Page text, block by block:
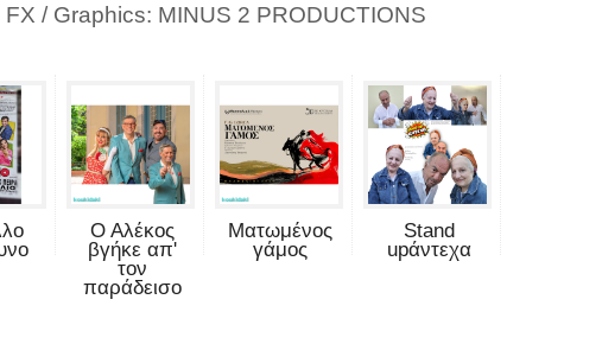
/ Graphics: MINUS 2 PRODUCTIONS
Ο Αλέκος
βγήκε απ'
τον
παράδεισο
Ματωμένος
γάμος
Stand
upάντεχα